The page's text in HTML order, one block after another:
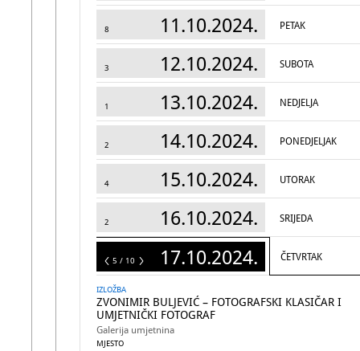
8 11.10.2024. PETAK
3 12.10.2024. SUBOTA
1 13.10.2024. NEDJELJA
2 14.10.2024. PONEDJELJAK
4 15.10.2024. UTORAK
2 16.10.2024. SRIJEDA
10 17.10.2024. ČETVRTAK
5 / 10
IZLOŽBA
ZVONIMIR BULJEVIĆ – FOTOGRAFSKI KLASIČAR I
UMJETNIČKI FOTOGRAF
Galerija umjetnina
MJESTO